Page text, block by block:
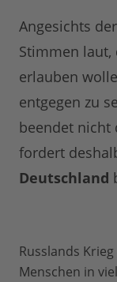
Angesichts
Stimmen laut,
erlauben
entgegen zu
beendet nicht
fordert
Deutschland
Russlands
Menschen in